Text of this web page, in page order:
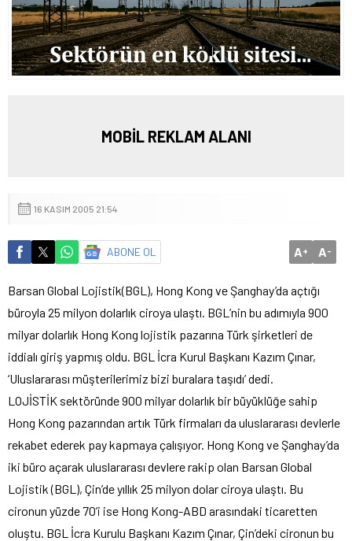
MOBİL REKLAM ALANI
16 KASIM 2005 21:54
ABONE OL A+ A-
Barsan Global Lojistik(BGL), Hong Kong ve Şanghay’da açtığı
büroyla 25 milyon dolarlık ciroya ulaştı. BGL’nin bu adımıyla 900
milyar dolarlık Hong Kong lojistik pazarına Türk şirketleri de
iddialı giriş yapmış oldu. BGL İcra Kurul Başkanı Kazım Çınar,
‘Uluslararası müşterilerimiz bizi buralara taşıdı’ dedi.
LOJİSTİK sektöründe 900 milyar dolarlık bir büyüklüğe sahip
Hong Kong pazarından artık Türk firmaları da uluslararası devlerle
rekabet ederek pay kapmaya çalışıyor. Hong Kong ve Şanghay’da
iki büro açarak uluslararası devlere rakip olan Barsan Global
Lojistik (BGL), Çin’de yıllık 25 milyon dolar ciroya ulaştı. Bu
cironun yüzde 70’i ise Hong Kong-ABD arasındaki ticaretten
oluştu. BGL İcra Kurulu Başkanı Kazım Çınar, Çin’deki cironun bu